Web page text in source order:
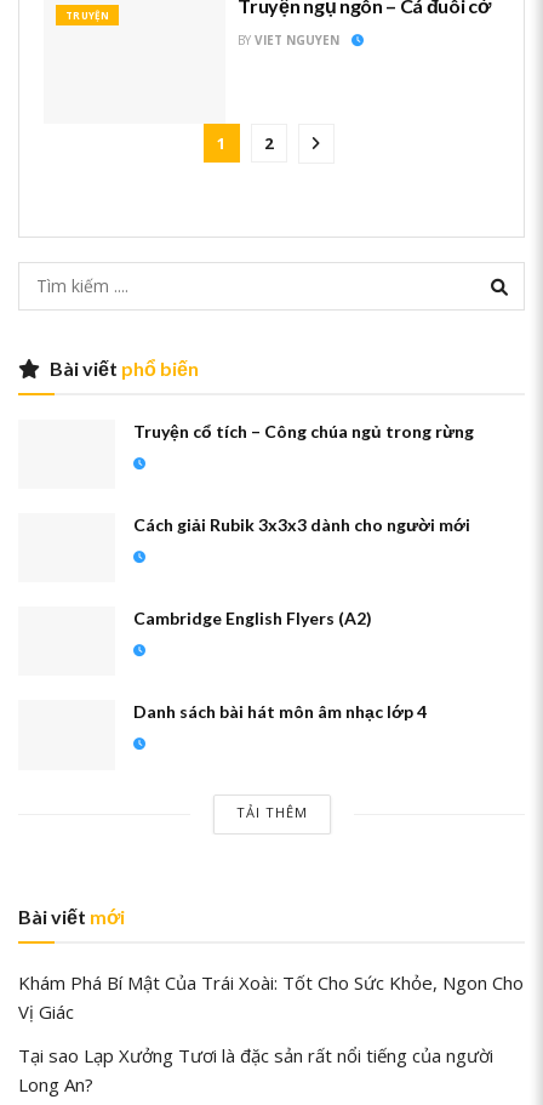
TRUYỆN Truyện ngụ ngôn – Cá đuôi cờ
BY VIET NGUYEN
1 2
Bài viết phổ biến
Truyện cổ tích – Công chúa ngủ trong rừng
Cách giải Rubik 3x3x3 dành cho người mới
Cambridge English Flyers (A2)
Danh sách bài hát môn âm nhạc lớp 4
TẢI THÊM
Bài viết mới
Khám Phá Bí Mật Của Trái Xoài: Tốt Cho Sức Khỏe, Ngon Cho
Vị Giác
Tại sao Lạp Xưởng Tươi là đặc sản rất nổi tiếng của người
Long An?